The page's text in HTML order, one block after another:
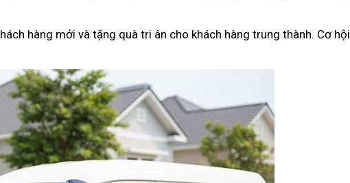
hàng mới và tặng quà tri ân cho khách hàng trung thành. Cơ hội